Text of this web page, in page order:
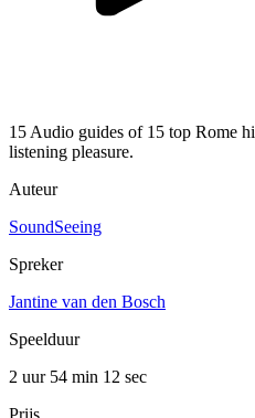
15 Audio guides of 15 top Rome
listening pleasure.
Auteur
SoundSeeing
Spreker
Jantine van den Bosch
Speelduur
2 uur 54 min 12 sec
Prijs